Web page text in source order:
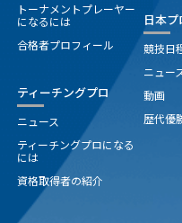
トーナメントプレーヤー
になるには
合格者プロフィール
ティーチングプロ
ニュース
ティーチングプロになる
には
資格取得者の紹介
日本プ
競技日
ニュー
動画
歴代優